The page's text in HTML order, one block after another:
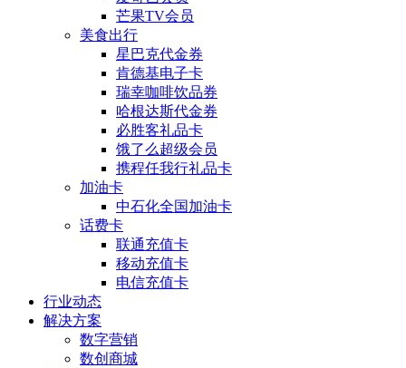
芒果TV会员
美食出行
星巴克代金券
肯德基电子卡
瑞幸咖啡饮品券
哈根达斯代金券
必胜客礼品卡
饿了么超级会员
携程任我行礼品卡
加油卡
中石化全国加油卡
话费卡
联通充值卡
移动充值卡
电信充值卡
行业动态
解决方案
数字营销
数创商城